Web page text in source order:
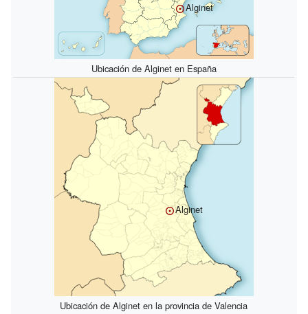
Alginet
Ubicación de Alginet en España
Alginet
Ubicación de Alginet en la provincia de Valencia